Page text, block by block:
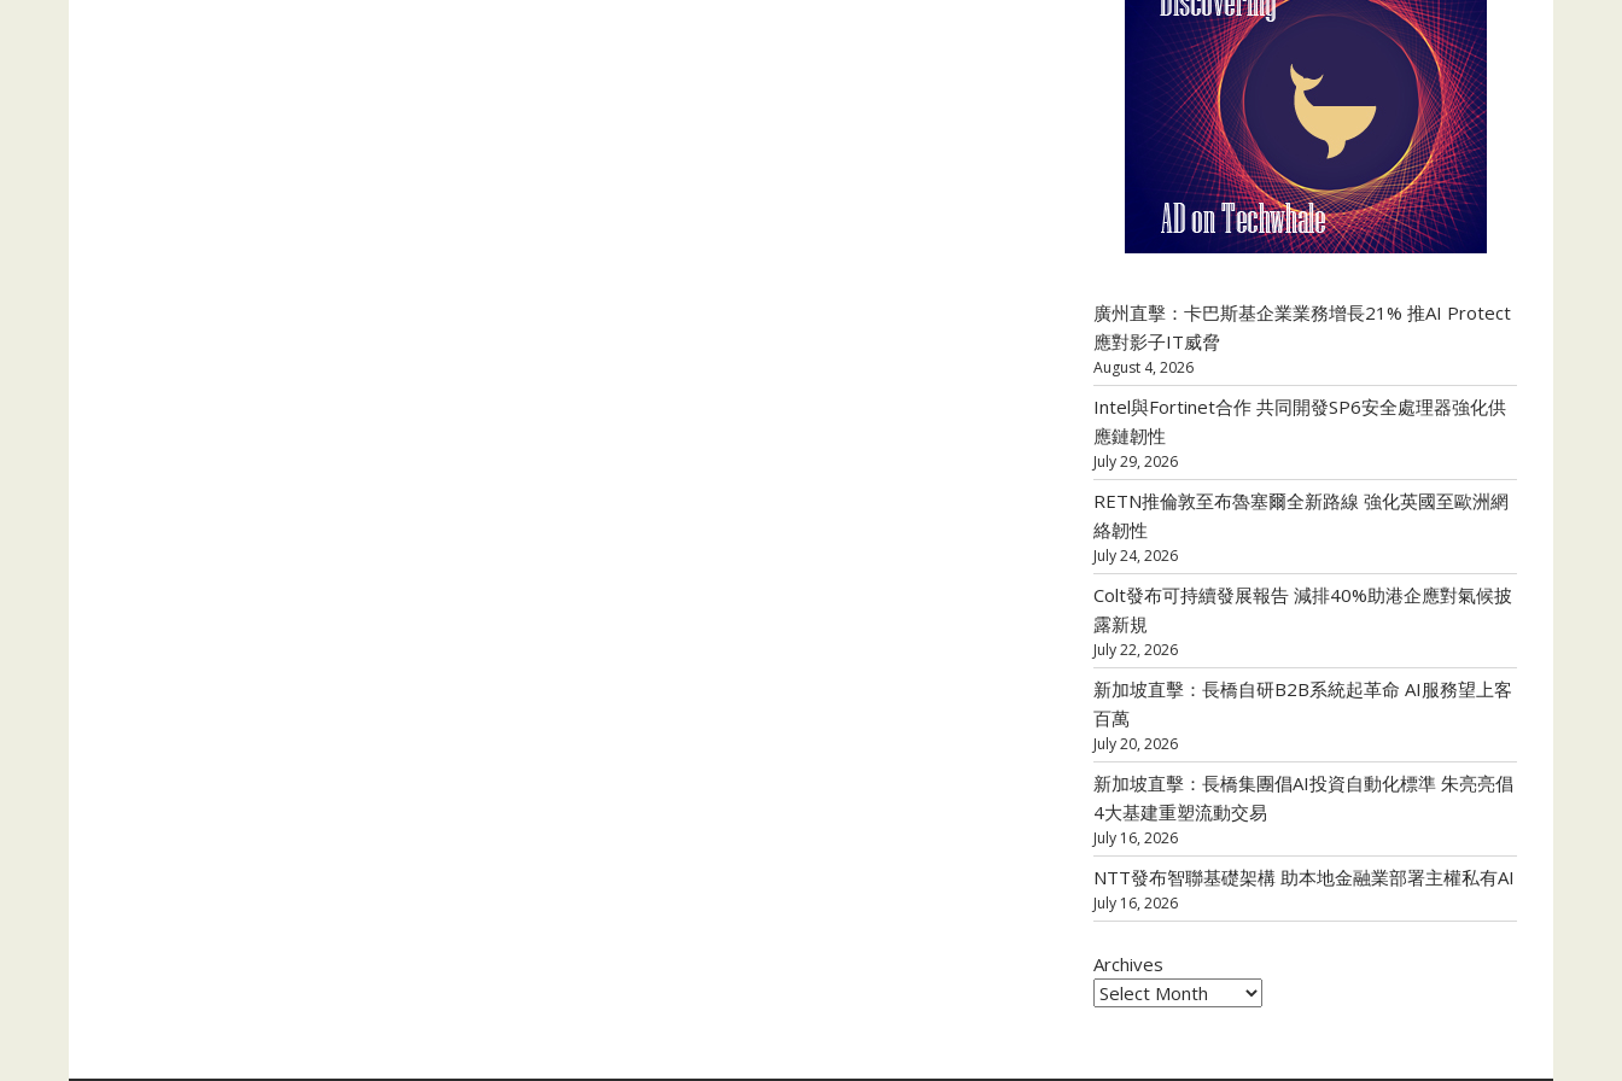
廣州直擊：卡巴斯基企業業務增長21% 推AI Protect
應對影子IT威脅
August 4, 2026
Intel與Fortinet合作 共同開發SP6安全處理器強化供
應鏈韌性
July 29, 2026
RETN推倫敦至布魯塞爾全新路線 強化英國至歐洲網
絡韌性
July 24, 2026
Colt發布可持續發展報告 減排40%助港企應對氣候披
露新規
July 22, 2026
新加坡直擊：長橋自研B2B系統起革命 AI服務望上客
百萬
July 20, 2026
新加坡直擊：長橋集團倡AI投資自動化標準 朱亮亮倡
4大基建重塑流動交易
July 16, 2026
NTT發布智聯基礎架構 助本地金融業部署主權私有AI
July 16, 2026
Archives